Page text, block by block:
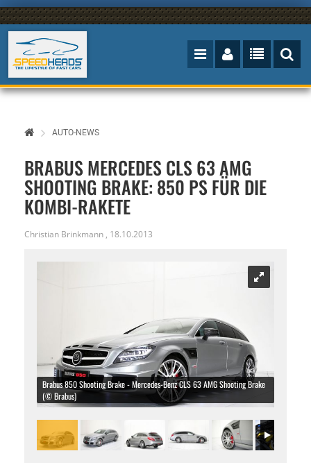
AUTO-NEWS
BRABUS MERCEDES CLS 63 AMG
SHOOTING BRAKE: 850 PS FÜR DIE
KOMBI-RAKETE
Christian Brinkmann , 18.10.2013
Brabus 850 Shooting Brake - Mercedes-Benz CLS 63 AMG Shooting Brake
(© Brabus)